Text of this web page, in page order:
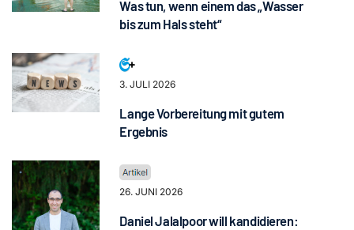
Was tun, wenn einem das „Wasser
bis zum Hals steht“
3. JULI 2026
Lange Vorbereitung mit gutem
Ergebnis
26. JUNI 2026
Daniel Jalalpoor will kandidieren: